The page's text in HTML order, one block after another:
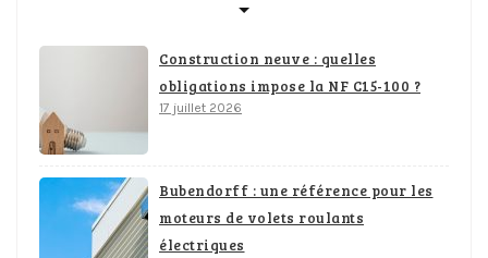
Construction neuve : quelles
obligations impose la NF C15-100 ?
17 juillet 2026
Bubendorff : une référence pour les
moteurs de volets roulants
électriques